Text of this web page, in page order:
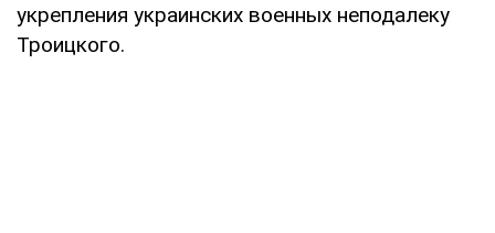
укрепления украинских военных неподалеку
Троицкого.